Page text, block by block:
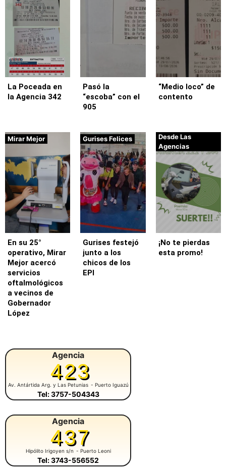
La Poceada en
la Agencia 342
Pasó la
“escoba” con el
905
“Medio loco” de
contento
Mirar Mejor
En su 25°
operativo, Mirar
Mejor acercó
servicios
oftalmológicos
a vecinos de
Gobernador
López
Gurises Felices
Gurises festejó
junto a los
chicos de los
EPI
Desde Las
Agencias
¡No te pierdas
esta promo!
Agencia
423
Av. Antártida Arg. y Las Petunias - Puerto Iguazú
Tel: 3757-504343
Agencia
437
Hipólito Irigoyen s/n - Puerto Leoni
Tel: 3743-556552